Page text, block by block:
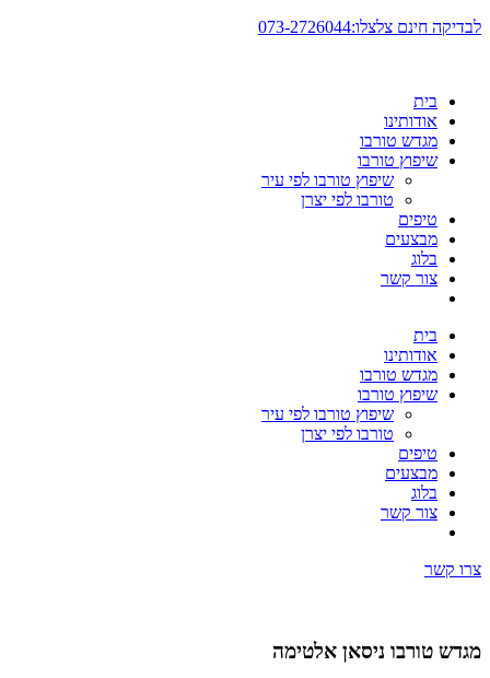
דלג
לבדיקה חינם צלצלו:073-2726044
בית
אודותינו
מגדש טורבו
שיפוץ טורבו
שיפוץ טורבו לפי עיר
טורבו לפי יצרן
טיפים
מבצעים
בלוג
צור קשר
בית
אודותינו
מגדש טורבו
שיפוץ טורבו
שיפוץ טורבו לפי עיר
טורבו לפי יצרן
טיפים
מבצעים
בלוג
צור קשר
צרו קשר
מגדש טורבו ניסאן אלטימה